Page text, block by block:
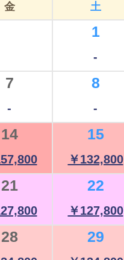
金 土
1
-
7
-
8
-
14 15
￥132,800
21 22
￥127,800
28 29